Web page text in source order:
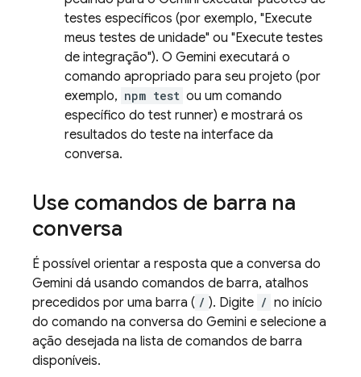
testes específicos (por exemplo, "Execute
meus testes de unidade" ou "Execute testes
de integração"). O Gemini executará o
comando apropriado para seu projeto (por
exemplo, npm test ou um comando
específico do test runner) e mostrará os
resultados do teste na interface da
conversa.
Use comandos de barra na
conversa
É possível orientar a resposta que a conversa do
Gemini dá usando comandos de barra, atalhos
precedidos por uma barra ( / ). Digite / no início
do comando na conversa do Gemini e selecione a
ação desejada na lista de comandos de barra
disponíveis.